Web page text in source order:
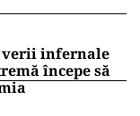
verii infernale
începe să